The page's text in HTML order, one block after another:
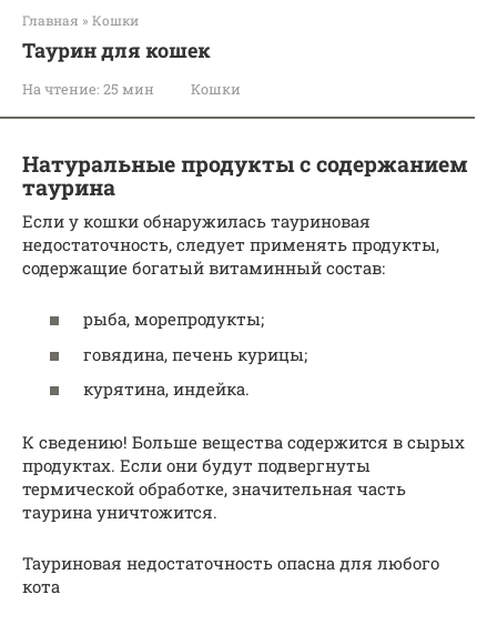
Главная » Кошки
Таурин для кошек
На чтение: 25 мин Кошки
Натуральные продукты с содержанием
таурина
Если у кошки обнаружилась тауриновая
недостаточность, следует применять продукты,
содержащие богатый витаминный состав:
рыба, морепродукты;
говядина, печень курицы;
курятина, индейка.
К сведению! Больше вещества содержится в сырых
продуктах. Если они будут подвергнуты
термической обработке, значительная часть
таурина уничтожится.
Тауриновая недостаточность опасна для любого
кота